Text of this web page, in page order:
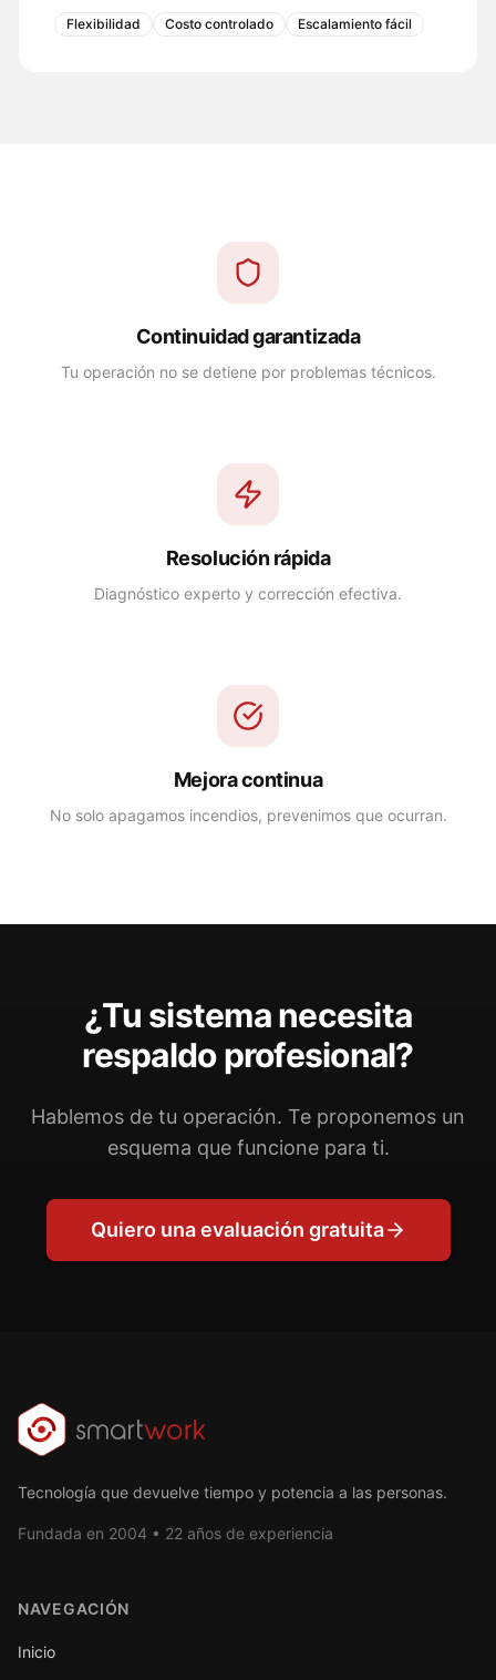
Flexibilidad Costo controlado Escalamiento fácil
Continuidad garantizada
Tu operación no se detiene por problemas técnicos.
Resolución rápida
Diagnóstico experto y corrección efectiva.
Mejora continua
No solo apagamos incendios, prevenimos que ocurran.
¿Tu sistema necesita
respaldo profesional?
Hablemos de tu operación. Te proponemos un
esquema que funcione para ti.
Quiero una evaluación gratuita
Tecnología que devuelve tiempo y potencia a las personas.
Fundada en 2004 • 22 años de experiencia
NAVEGACIÓN
Inicio